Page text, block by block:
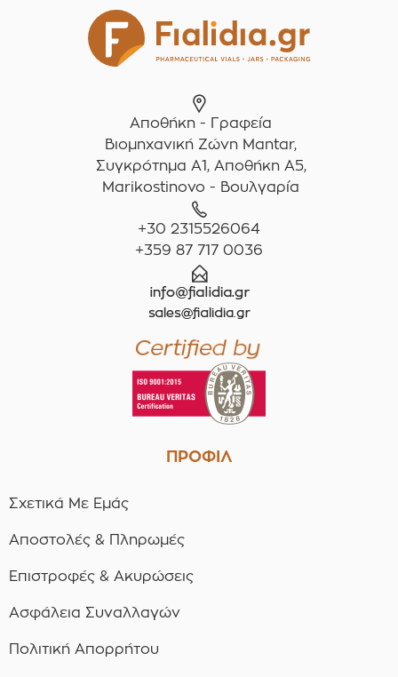
Αποθήκη - Γραφεία
Βιομηχανική Ζώνη Mantar,
Συγκρότημα A1, Αποθήκη Α5,
Marikostinovo - Βουλγαρία
+30 2315526064
+359 87 717 0036
ΠΡΟΦΙΛ
Σχετικά Με Εμάς
Αποστολές & Πληρωμές
Επιστροφές & Ακυρώσεις
Ασφάλεια Συναλλαγών
Πολιτική Απορρήτου